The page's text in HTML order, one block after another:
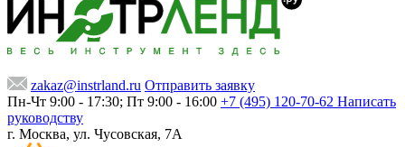
zakaz@instrland.ru Отправить заявку
Пн-Чт 9:00 - 17:30; Пт 9:00 - 16:00 +7 (495) 120-70-62 Написать
руководству
г. Москва, ул. Чусовская, 7А